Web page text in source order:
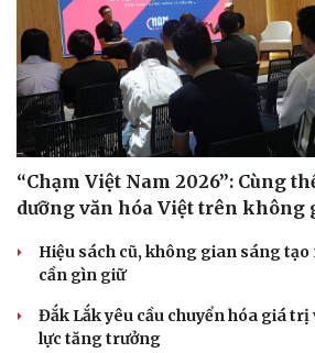
“Chạm Việt Nam 2026”: Cùng
dưỡng văn hóa Việt trên không
Hiệu sách cũ, không gian sáng
cần gìn giữ
Đắk Lắk yêu cầu chuyển hóa giá
lực tăng trưởng